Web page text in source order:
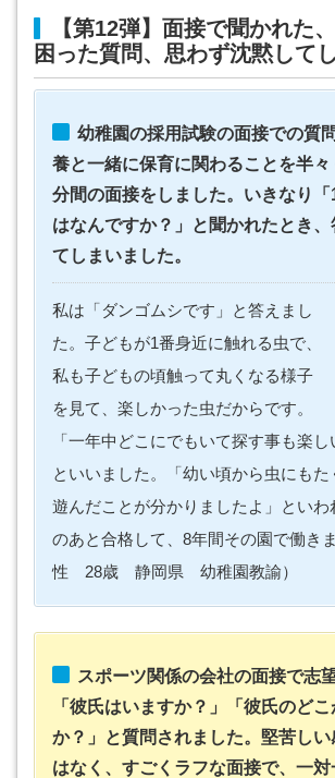
【第12弾】面接で聞かれた
困った質問、思わず沈黙して
幼稚園の採用試験の面接での質
養と一緒に保育に関わることを半
分間の面接をしました。いきなり「
はなんですか？」と聞かれたとき
てしまいました。
私は「ダンゴムシです」と答えまし
た。子どもが1番身近に触れる虫で、
私も子どもの頃触って丸くなる様子
を見て、楽しかった虫だからです。
「一年中どこにでもいて探す事も楽し
といいました。「幼い頃から虫にもた
遊んだことが分かりましたよ」といわ
のあと合格して、8年間その園で働き
性 28歳 静岡県 幼稚園教諭）
スポーツ関係の会社の面接で志
「彼氏はいますか？」「彼氏のど
か？」と質問されました。堅苦し
はなく、すごくラフな面接で、一対